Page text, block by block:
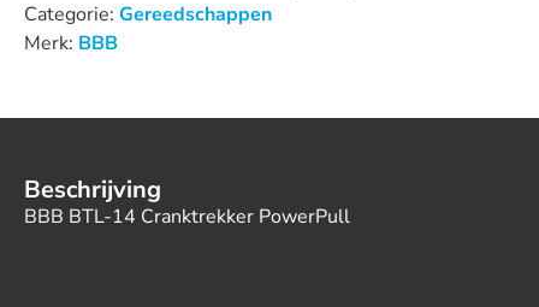
Categorie: Gereedschappen
Merk: BBB
Beschrijving
BBB BTL-14 Cranktrekker PowerPull